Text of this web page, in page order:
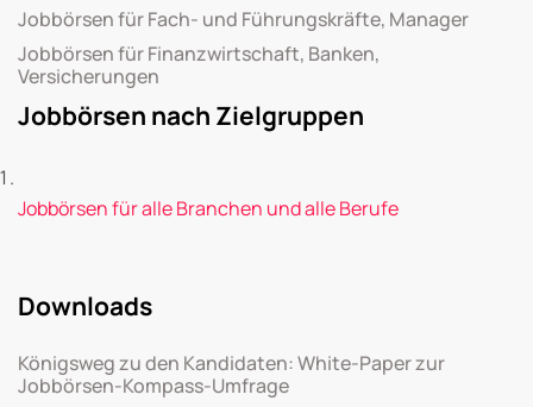
Jobbörsen für Fach- und Führungskräfte, Manager
Jobbörsen für Finanzwirtschaft, Banken,
Versicherungen
Jobbörsen nach Zielgruppen
Jobbörsen für alle Branchen und alle Berufe
Downloads
Königsweg zu den Kandidaten: White-Paper zur
Jobbörsen-Kompass-Umfrage